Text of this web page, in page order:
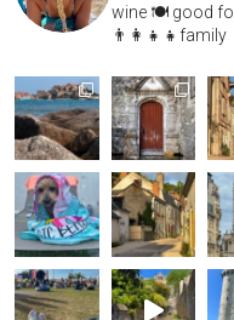
wine 🍽 good
👨‍👩‍👧‍👧family